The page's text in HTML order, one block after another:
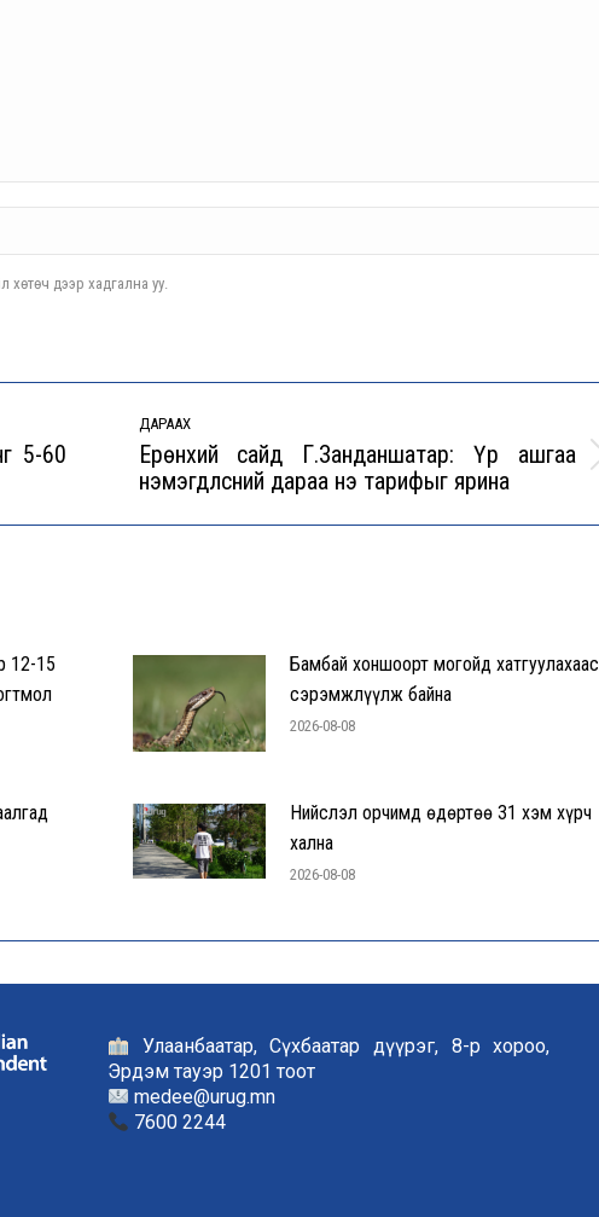
хөтөч дээр хадгална уу.
5-60
ДАРААХ
Next
Ерөнхий сайд Г.Занданшатар: Үр ашгаа
нэмэгдүүлсний дараа үнэ тарифыг ярина
12-15
Бамбай хоншоорт могойд хатгуулахаас
сэрэмжлүүлж байна
2026-08-08
Нийслэл орчимд өдөртөө 31 хэм хүрч
хална
2026-08-08
Улаанбаатар, Сүхбаатар дүүрэг, 8-р хороо,
Эрдэм тауэр 1201 тоот
medee@urug.mn
7600 2244